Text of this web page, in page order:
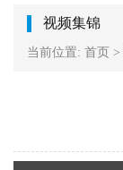
视频集锦
当前位置: 首页 >